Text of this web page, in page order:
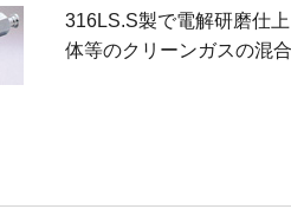
316LS.S製で電解研磨仕
体等のクリーンガスの混